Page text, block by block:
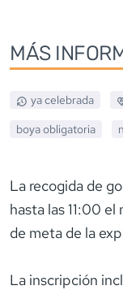
MÁS
ya celebrada
boya obligatoria
La recogida de
hasta las 11:00
de meta de la
La inscripción